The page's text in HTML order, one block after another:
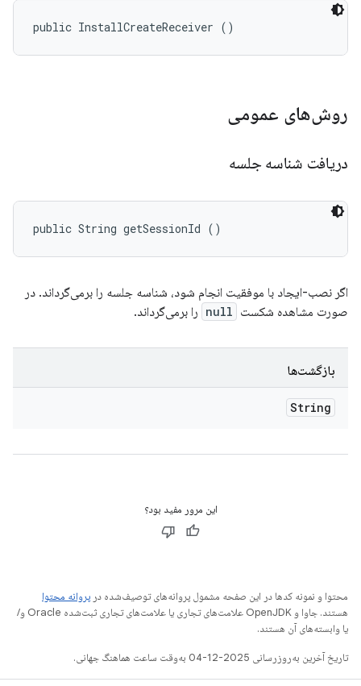
public InstallCreateReceiver ()
روش‌های عمومی
دریافت شناسه جلسه
public String getSessionId ()
اگر نصب-ایجاد با موفقیت انجام شود، شناسه جلسه را برمی‌گرداند. در
صورت مشاهده شکست null را برمی‌گرداند.
بازگشت‌ها
String
این مرور مفید بود؟
محتوا و نمونه کدها در این صفحه مشمول پروانه‌های توصیف‌شده در پروانه محتوا
هستند. جاوا و OpenJDK علامت‌های تجاری یا علامت‌های تجاری ثبت‌شده Oracle و/
یا وابسته‌های آن هستند.
تاریخ آخرین به‌روزرسانی 2025-12-04 به‌وقت ساعت هماهنگ جهانی.